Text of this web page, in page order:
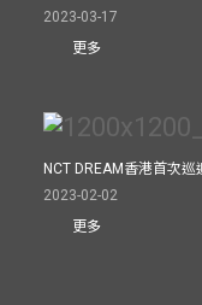
2023-03-17
更多
NCT DREAM香港首次
2023-02-02
更多